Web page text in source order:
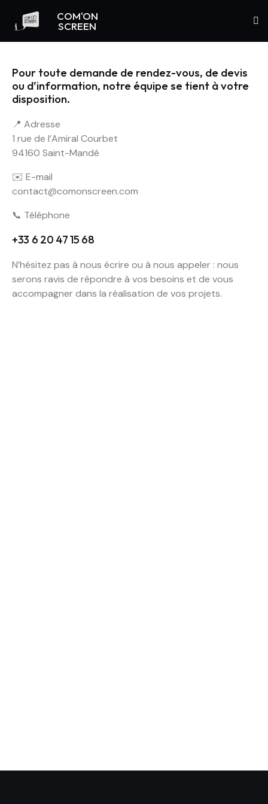
COM'ON
SCREEN
Pour toute demande de rendez-vous, de devis
ou d’information, notre équipe se tient à votre
disposition.
📍 Adresse
1 rue de l’Amiral Courbet
94160 Saint-Mandé
✉️ E-mail
contact@comonscreen.com
📞 Téléphone
+33 6 20 47 15 68
N’hésitez pas à nous écrire ou à nous appeler : nous
serons ravis de répondre à vos besoins et de vous
accompagner dans la réalisation de vos projets.